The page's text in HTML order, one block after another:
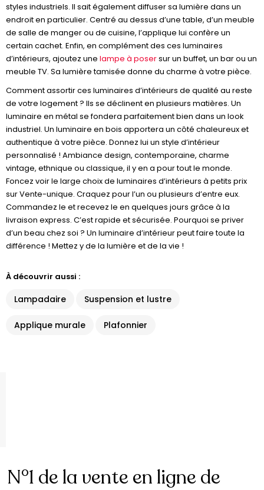
styles industriels. Il sait également diffuser sa lumière dans un
endroit en particulier. Centré au dessus d’une table, d’un meuble
de salle de manger ou de cuisine, l’applique lui confère un
certain cachet. Enfin, en complément des ces luminaires
d’intérieurs, ajoutez une lampe à posersur un buffet, un bar ou un
meuble TV. Sa lumière tamisée donne du charme à votre pièce.
Comment assortir ces luminaires d’intérieurs de qualité au reste
de votre logement ? Ils se déclinent en plusieurs matières. Un
luminaire en métal se fondera parfaitement bien dans un look
industriel. Un luminaire en bois apportera un côté chaleureux et
authentique à votre pièce. Donnez lui un style d’intérieur
personnalisé ! Ambiance design, contemporaine, charme
vintage, ethnique ou classique, il y en a pour tout le monde.
Foncez voir le large choix de luminaires d’intérieurs à petits prix
sur Vente-unique. Craquez pour l’un ou plusieurs d’entre eux.
Commandez le et recevez le en quelques jours grâce à la
livraison express. C’est rapide et sécurisée. Pourquoi se priver
d’un beau chez soi ? Un luminaire d’intérieur peut faire toute la
différence ! Mettez y de la lumière et de la vie !
À découvrir aussi :
Lampadaire Suspension et lustre
Applique murale Plafonnier
N°1 de la vente en ligne de